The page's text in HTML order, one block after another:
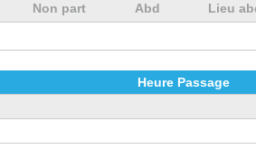
Non part Abd Lieu
Heure Passage